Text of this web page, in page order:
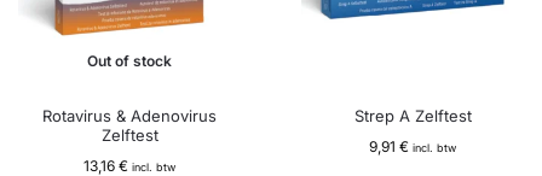
Out of stock
Rotavirus & Adenovirus
Zelftest
13,16 € incl. btw
Strep A Zelftest
9,91 € incl. btw